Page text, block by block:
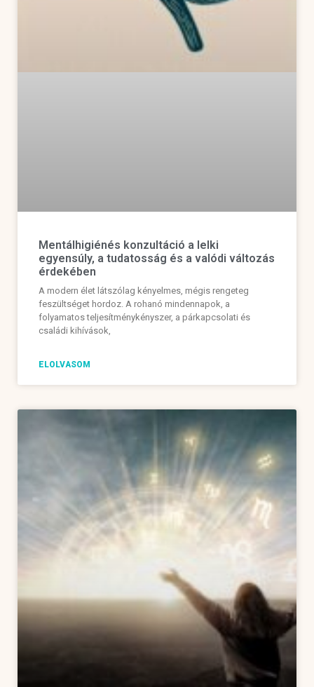
Mentálhigiénés konzultáció a lelki
egyensúly, a tudatosság és a valódi változás
érdekében
A modern élet látszólag kényelmes, mégis rengeteg
feszültséget hordoz. A rohanó mindennapok, a
folyamatos teljesítménykényszer, a párkapcsolati és
családi kihívások,
ELOLVASOM